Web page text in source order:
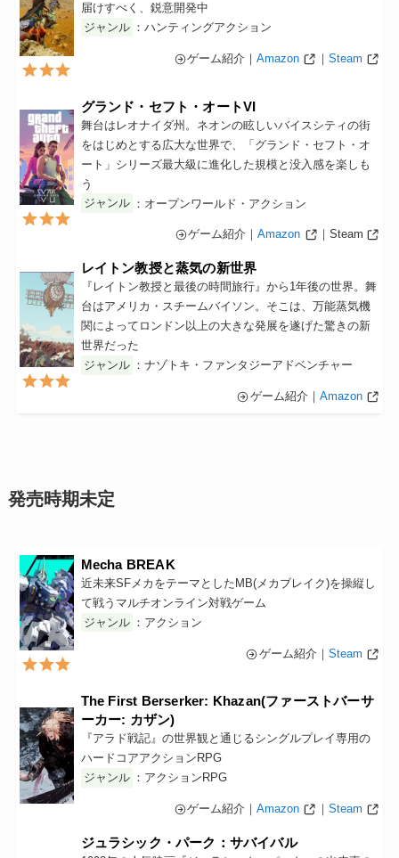
届けすべく、鋭意開発中
ジャンル ：ハンティングアクション
ゲーム紹介｜Amazon ｜ Steam
グランド・セフト・オートVI
舞台はレオナイダ州。ネオンの眩しいバイスシティの街
をはじめとする広大な世界で、「グランド・セフト・オ
ート」シリーズ最大級に進化した規模と没入感を楽しも
う
ジャンル ：オープンワールド・アクション
ゲーム紹介｜Amazon ｜Steam
レイトン教授と蒸気の新世界
『レイトン教授と最後の時間旅行』から1年後の世界。舞
台はアメリカ・スチームバイソン。そこは、万能蒸気機
関によってロンドン以上の大きな発展を遂げた驚きの新
世界だった
ジャンル ：ナゾトキ・ファンタジーアドベンチャー
ゲーム紹介｜ Amazon
発売時期未定
Mecha BREAK
近未来SFメカをテーマとしたMB(メカブレイク)を操縦し
て戦うマルチオンライン対戦ゲーム
ジャンル ：アクション
ゲーム紹介｜ Steam
The First Berserker: Khazan(ファーストバーサ
ーカー: カザン)
『アラド戦記』の世界観と通じるシングルプレイ専用の
ハードコアアクションRPG
ジャンル ：アクションRPG
ゲーム紹介｜Amazon ｜ Steam
ジュラシック・パーク：サバイバル